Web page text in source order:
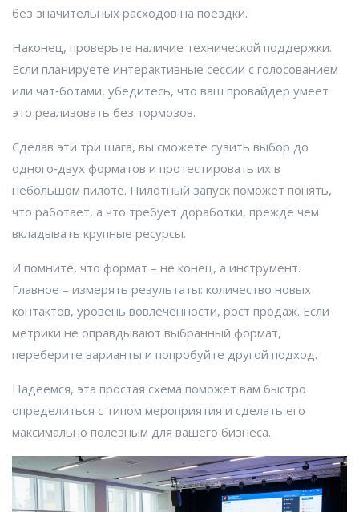
без значительных расходов на поездки.
Наконец, проверьте наличие технической поддержки.
Если планируете интерактивные сессии с голосованием
или чат‑ботами, убедитесь, что ваш провайдер умеет
это реализовать без тормозов.
Сделав эти три шага, вы сможете сузить выбор до
одного‑двух форматов и протестировать их в
небольшом пилоте. Пилотный запуск поможет понять,
что работает, а что требует доработки, прежде чем
вкладывать крупные ресурсы.
И помните, что формат – не конец, а инструмент.
Главное – измерять результаты: количество новых
контактов, уровень вовлечённости, рост продаж. Если
метрики не оправдывают выбранный формат,
переберите варианты и попробуйте другой подход.
Надеемся, эта простая схема поможет вам быстро
определиться с типом мероприятия и сделать его
максимально полезным для вашего бизнеса.